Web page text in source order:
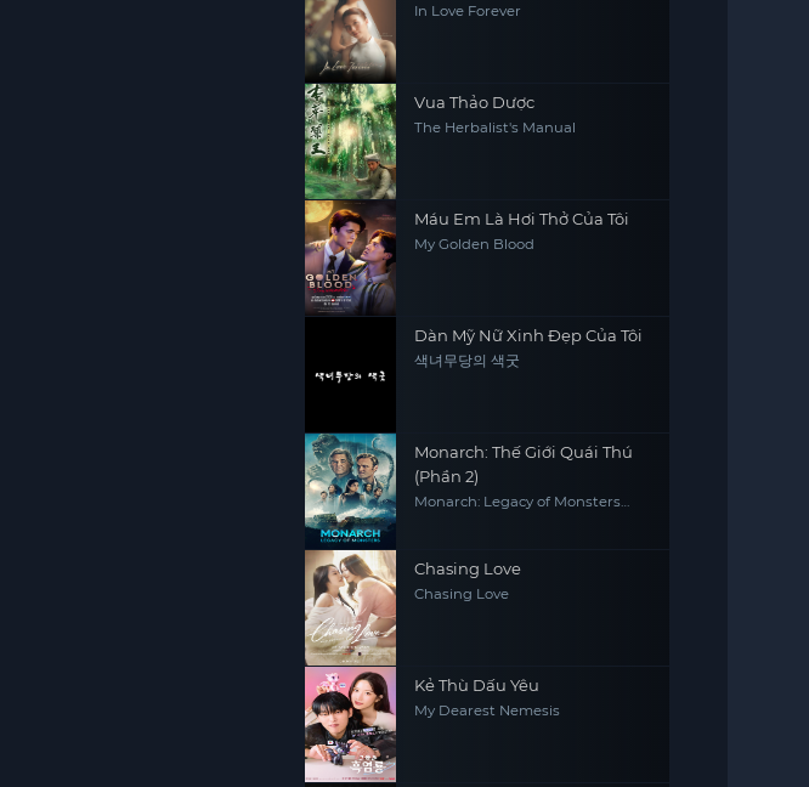
In Love Forever
Vua Thảo Dược
The Herbalist's Manual
Máu Em Là Hơi Thở Của Tôi
My Golden Blood
Dàn Mỹ Nữ Xinh Đẹp Của Tôi
색녀무당의 색굿
Monarch: Thế Giới Quái Thú
(Phần 2)
Monarch: Legacy of Monsters
Chasing Love
Chasing Love
Kẻ Thù Dấu Yêu
My Dearest Nemesis